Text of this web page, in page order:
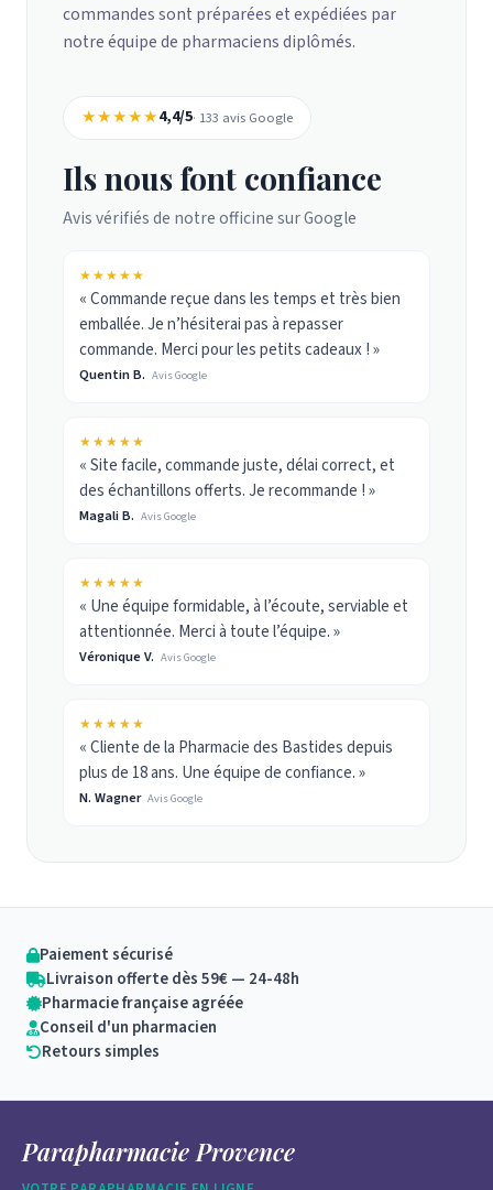
commandes sont préparées et expédiées par
notre équipe de pharmaciens diplômés.
★★★★★4,4/5· 133 avis Google
Ils nous font confiance
Avis vérifiés de notre officine sur Google
★★★★★
« Commande reçue dans les temps et très bien
emballée. Je n’hésiterai pas à repasser
commande. Merci pour les petits cadeaux ! »
Quentin B. Avis Google
★★★★★
« Site facile, commande juste, délai correct, et
des échantillons offerts. Je recommande ! »
Magali B. Avis Google
★★★★★
« Une équipe formidable, à l’écoute, serviable et
attentionnée. Merci à toute l’équipe. »
Véronique V. Avis Google
★★★★★
« Cliente de la Pharmacie des Bastides depuis
plus de 18 ans. Une équipe de confiance. »
N. Wagner Avis Google
Paiement sécurisé
Livraison offerte dès 59€ — 24-48h
Pharmacie française agréée
Conseil d'un pharmacien
Retours simples
Parapharmacie Provence